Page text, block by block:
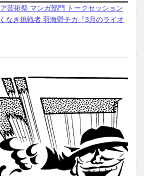
芸術祭 マンガ部門 トークセッション
なき挑戦者 羽海野チカ『3月のライオ